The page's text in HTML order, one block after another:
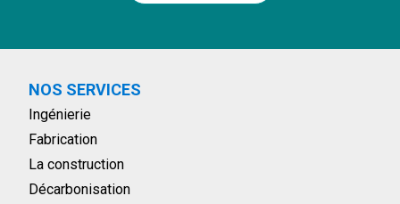
NOS SERVICES
Ingénierie
Fabrication
La construction
Décarbonisation